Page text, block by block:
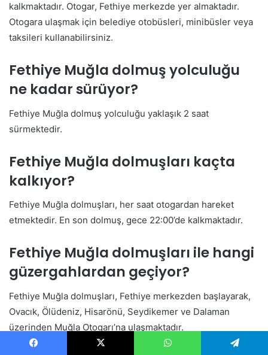
kalkmaktadır. Otogar, Fethiye merkezde yer almaktadır.
Otogara ulaşmak için belediye otobüsleri, minibüsler veya
taksileri kullanabilirsiniz.
Fethiye Muğla dolmuş yolculuğu
ne kadar sürüyor?
Fethiye Muğla dolmuş yolculuğu yaklaşık 2 saat
sürmektedir.
Fethiye Muğla dolmuşları kaçta
kalkıyor?
Fethiye Muğla dolmuşları, her saat otogardan hareket
etmektedir. En son dolmuş, gece 22:00’de kalkmaktadır.
Fethiye Muğla dolmuşları ile hangi
güzergahlardan geçiyor?
Fethiye Muğla dolmuşları, Fethiye merkezden başlayarak,
Ovacık, Ölüdeniz, Hisarönü, Seydikemer ve Dalaman
üzerinden Muğla Otogarı’na ulaşmaktadır.